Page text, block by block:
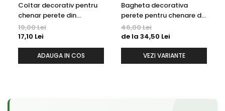
Coltar decorativ pentru
chenar perete din
poliuretan 10.7 x 10.7 cm -
HCR502-3
19,00 Lei
17,10 Lei
ADAUGA IN COS
Bagheta decorativa
perete pentru chenare din
polimer rigid 3.2 x 1.6 cm -
HCR502
46,00 Lei
de la 34,50 Lei
VEZI VARIANTE